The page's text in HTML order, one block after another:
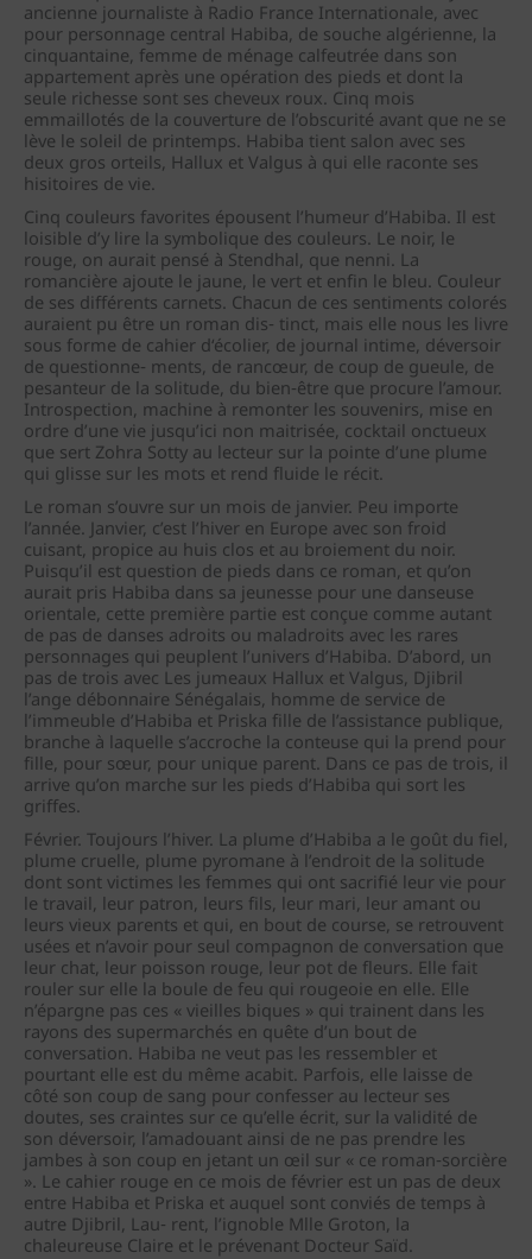
ancienne journaliste à Radio France Internationale, avec
pour personnage central Habiba, de souche algérienne, la
cinquantaine, femme de ménage calfeutrée dans son
appartement après une opération des pieds et dont la
seule richesse sont ses cheveux roux. Cinq mois
emmaillotés de la couverture de l’obscurité avant que ne se
lève le soleil de printemps. Habiba tient salon avec ses
deux gros orteils, Hallux et Valgus à qui elle raconte ses
hisitoires de vie.
Cinq couleurs favorites épousent l’humeur d’Habiba. Il est
loisible d’y lire la symbolique des couleurs. Le noir, le
rouge, on aurait pensé à Stendhal, que nenni. La
romancière ajoute le jaune, le vert et enfin le bleu. Couleur
de ses différents carnets. Chacun de ces sentiments colorés
auraient pu être un roman dis‐ tinct, mais elle nous les livre
sous forme de cahier d‘écolier, de journal intime, déversoir
de questionne‐ ments, de rancœur, de coup de gueule, de
pesanteur de la solitude, du bien‐être que procure l’amour.
Introspection, machine à remonter les souvenirs, mise en
ordre d’une vie jusqu’ici non maitrisée, cocktail onctueux
que sert Zohra Sotty au lecteur sur la pointe d’une plume
qui glisse sur les mots et rend fluide le récit.
Le roman s’ouvre sur un mois de janvier. Peu importe
l’année. Janvier, c’est l’hiver en Europe avec son froid
cuisant, propice au huis clos et au broiement du noir.
Puisqu’il est question de pieds dans ce roman, et qu’on
aurait pris Habiba dans sa jeunesse pour une danseuse
orientale, cette première partie est conçue comme autant
de pas de danses adroits ou maladroits avec les rares
personnages qui peuplent l’univers d’Habiba. D’abord, un
pas de trois avec Les jumeaux Hallux et Valgus, Djibril
l’ange débonnaire Sénégalais, homme de service de
l’immeuble d’Habiba et Priska fille de l’assistance publique,
branche à laquelle s’accroche la conteuse qui la prend pour
fille, pour sœur, pour unique parent. Dans ce pas de trois, il
arrive qu’on marche sur les pieds d’Habiba qui sort les
griffes.
Février. Toujours l’hiver. La plume d’Habiba a le goût du fiel,
plume cruelle, plume pyromane à l’endroit de la solitude
dont sont victimes les femmes qui ont sacrifié leur vie pour
le travail, leur patron, leurs fils, leur mari, leur amant ou
leurs vieux parents et qui, en bout de course, se retrouvent
usées et n’avoir pour seul compagnon de conversation que
leur chat, leur poisson rouge, leur pot de fleurs. Elle fait
rouler sur elle la boule de feu qui rougeoie en elle. Elle
n’épargne pas ces « vieilles biques » qui trainent dans les
rayons des supermarchés en quête d’un bout de
conversation. Habiba ne veut pas les ressembler et
pourtant elle est du même acabit. Parfois, elle laisse de
côté son coup de sang pour confesser au lecteur ses
doutes, ses craintes sur ce qu’elle écrit, sur la validité de
son déversoir, l’amadouant ainsi de ne pas prendre les
jambes à son coup en jetant un œil sur « ce roman‐sorcière
». Le cahier rouge en ce mois de février est un pas de deux
entre Habiba et Priska et auquel sont conviés de temps à
autre Djibril, Lau‐ rent, l’ignoble Mlle Groton, la
chaleureuse Claire et le prévenant Docteur Saïd.